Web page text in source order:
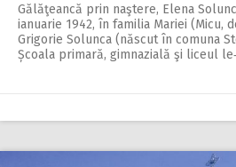
Gălăţeancă prin naştere, Elena
ianuarie 1942, în familia Mariei (Micu,
Grigorie Solunca (născut în comuna
Școala primară, gimnazială şi liceul